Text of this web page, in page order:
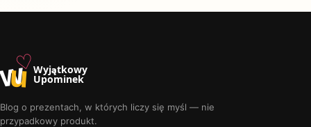
u♡Wyjątkowy
Upominek
Blog o prezentach, w których liczy się myśl — nie
przypadkowy produkt.